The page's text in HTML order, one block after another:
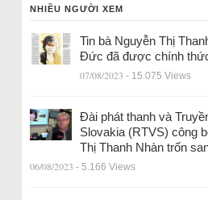
NHIỀU NGƯỜI XEM
Tin bà Nguyễn Thị
Đức đã được chính
07/08/2023 - 15.075 Views
Đài phát thanh và
Slovakia (RTVS) công
Thị Thanh Nhàn trốn
06/08/2023 - 5.166 Views